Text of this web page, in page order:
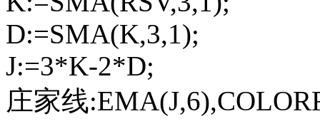
D:=SMA(K,3,1);
J:=3*K-2*D;
庄家线